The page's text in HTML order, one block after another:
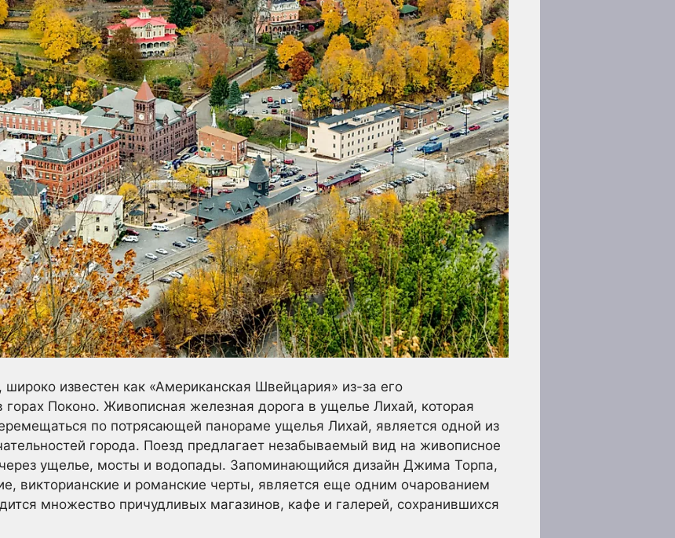
известен как «Американская Швейцария» из-за его
горах Поконо. Живописная железная дорога в ущелье Лихай, которая
по потрясающей панораме ущелья Лихай, является одной из
города. Поезд предлагает незабываемый вид на живописное
ущелье, мосты и водопады. Запоминающийся дизайн Джима Торпа,
викторианские и романские черты, является еще одним очарованием
множество причудливых магазинов, кафе и галерей, сохранившихся